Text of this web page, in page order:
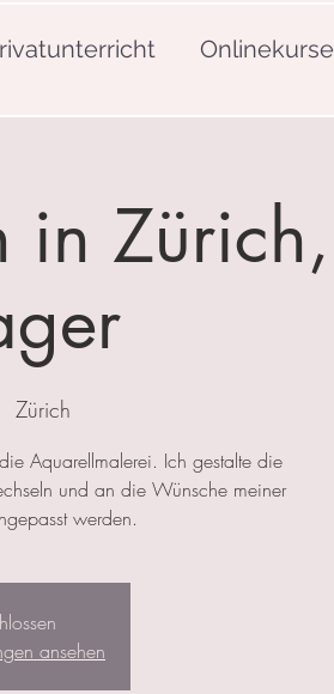
Onlinekurse
in Zürich,
Zürich
Aquarellmalerei. Ich gestalte die
und an die Wünsche meiner
werden.
ansehen